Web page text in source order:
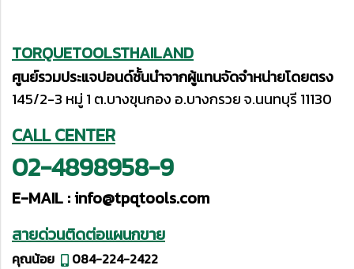
TORQUETOOLSTHAILAND
ศูนย์รวมประแจปอนด์ชั้นนำจากผู้แทนจัดจำหน่ายโดยตรง
145/2-3 หมู่ 1 ต.บางขุนกอง อ.บางกรวย จ.นนทบุรี 11130
CALL CENTER
02-4898958-9
E-MAIL :info@tpqtools.com
สายด่วนติดต่อแผนกขาย
คุณน้อย
084-224-2422